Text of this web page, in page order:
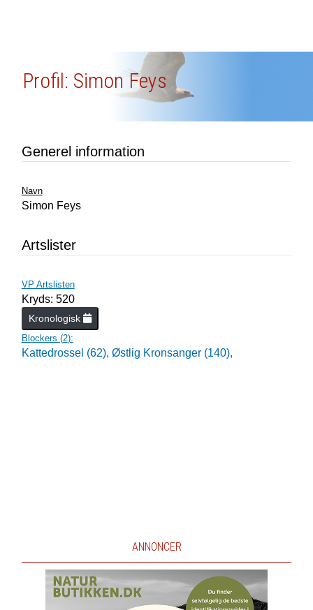
Profil: Simon Feys
Generel information
Navn
Simon Feys
Artslister
VP Artslisten
Kryds: 520
Kronologisk
Blockers (2):
Kattedrossel (62), Østlig Kronsanger (140),
ANNONCER